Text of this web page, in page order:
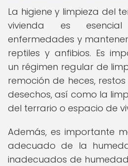
La higiene y limpieza del
vivienda es
enfermedades y
reptiles y anfibios. Es
un régimen regular de
remoción de heces,
desechos, así como la
del terrario o espacio de
Además, es importante
adecuado de la
inadecuados de